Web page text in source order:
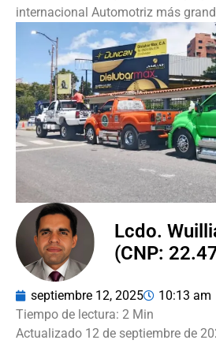
internacional Automotriz más
Lcdo.
(CNP:
septiembre 12, 2025 10:13 am
Actualizado 12 de septiembre de